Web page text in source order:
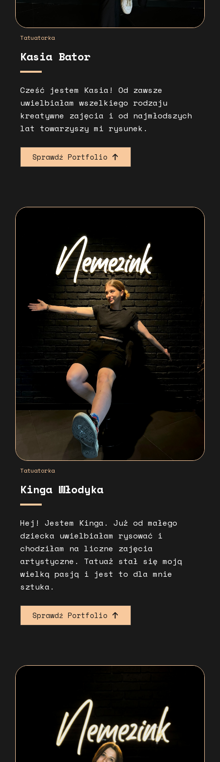
Tatuatorka
Kasia Bator
Cześć jestem Kasia! Od zawsze
uwielbiałam wszelkiego rodzaju
kreatywne zajęcia i od najmłodszych
lat towarzyszy mi rysunek.
Sprawdź Portfolio
Tatuatorka
Kinga Włodyka
Hej! Jestem Kinga. Już od małego
dziecka uwielbiałam rysować i
chodziłam na liczne zajęcia
artystyczne. Tatuaż stał się moją
wielką pasją i jest to dla mnie
sztuka.
Sprawdź Portfolio